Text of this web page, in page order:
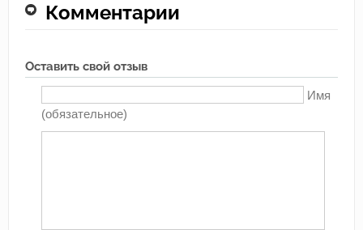
Комментарии
Оставить свой отзыв
Имя
(обязательное)